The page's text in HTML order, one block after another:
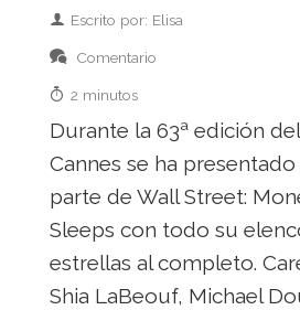
Escrito por: Elisa
Comentario
2 minutos
Durante la 63ª edición
Cannes se ha
parte de Wall Street:
Sleeps con todo su
estrellas al completo.
Shia LaBeouf, Michael